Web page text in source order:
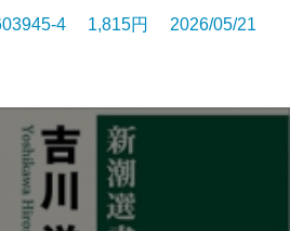
4 1,815円 2026/05/21